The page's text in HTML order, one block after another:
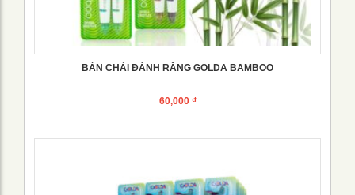
BÀN CHẢI ĐÁNH RĂNG GOLDA BAMBOO
60,000 ₫